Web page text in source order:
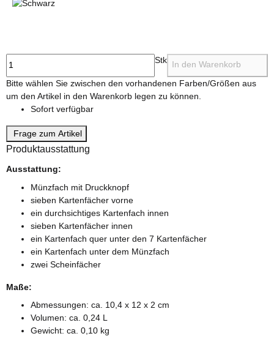
Stk In den Warenkorb
x
Bitte wählen Sie zwischen den vorhandenen Farben/Größen aus
um den Artikel in den Warenkorb legen zu können.
Sofort verfügbar
Frage zum Artikel
Produktausstattung
Ausstattung:
Münzfach mit Druckknopf
sieben Kartenfächer vorne
ein durchsichtiges Kartenfach innen
sieben Kartenfächer innen
ein Kartenfach quer unter den 7 Kartenfächer
ein Kartenfach unter dem Münzfach
zwei Scheinfächer
Maße:
Abmessungen: ca. 10,4 x 12 x 2 cm
Volumen: ca. 0,24 L
Gewicht: ca. 0,10 kg